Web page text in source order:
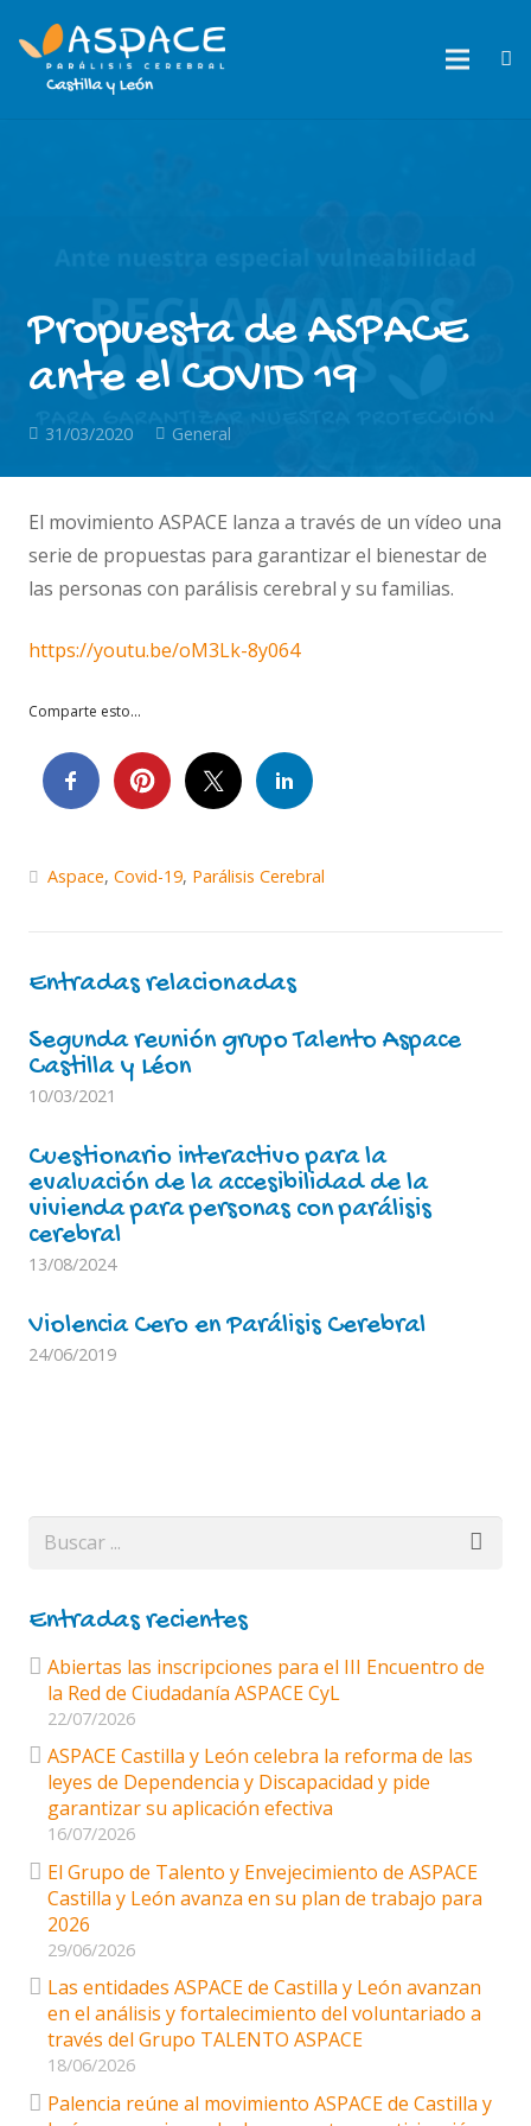
Propuesta de ASPACE
ante el COVID 19
31/03/2020 General
El movimiento ASPACE lanza a través de un vídeo una
serie de propuestas para garantizar el bienestar de
las personas con parálisis cerebral y su familias.
https://youtu.be/oM3Lk-8y064
Comparte esto...
Aspace,Covid-19, Parálisis Cerebral
Entradas relacionadas
Segunda reunión grupo Talento Aspace
Castilla y Léon
10/03/2021
Cuestionario interactivo para la
evaluación de la accesibilidad de la
vivienda para personas con parálisis
cerebral
13/08/2024
Violencia Cero en Parálisis Cerebral
24/06/2019
Entradas recientes
Abiertas las inscripciones para el III Encuentro de
la Red de Ciudadanía ASPACE CyL
22/07/2026
ASPACE Castilla y León celebra la reforma de las
leyes de Dependencia y Discapacidad y pide
garantizar su aplicación efectiva
16/07/2026
El Grupo de Talento y Envejecimiento de ASPACE
Castilla y León avanza en su plan de trabajo para
2026
29/06/2026
Las entidades ASPACE de Castilla y León avanzan
en el análisis y fortalecimiento del voluntariado a
través del Grupo TALENTO ASPACE
18/06/2026
Palencia reúne al movimiento ASPACE de Castilla y